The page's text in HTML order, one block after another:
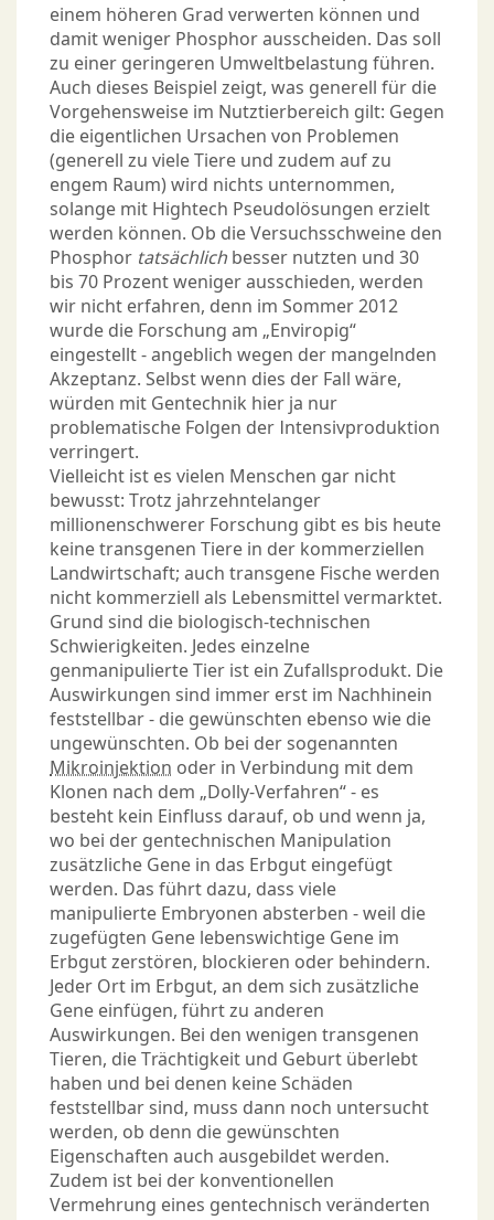
einem höheren Grad verwerten können und
damit weniger Phosphor ausscheiden. Das soll
zu einer geringeren Umweltbelastung führen.
Auch dieses Beispiel zeigt, was generell für die
Vorgehensweise im Nutztierbereich gilt: Gegen
die eigentlichen Ursachen von Problemen
(generell zu viele Tiere und zudem auf zu
engem Raum) wird nichts unternommen,
solange mit Hightech Pseudolösungen erzielt
werden können. Ob die Versuchsschweine den
Phosphor tatsächlich besser nutzten und 30
bis 70 Prozent weniger ausschieden, werden
wir nicht erfahren, denn im Sommer 2012
wurde die Forschung am „Enviropig“
eingestellt - angeblich wegen der mangelnden
Akzeptanz. Selbst wenn dies der Fall wäre,
würden mit Gentechnik hier ja nur
problematische Folgen der Intensivproduktion
verringert.
Vielleicht ist es vielen Menschen gar nicht
bewusst: Trotz jahrzehntelanger
millionenschwerer Forschung gibt es bis heute
keine transgenen Tiere in der kommerziellen
Landwirtschaft; auch transgene Fische werden
nicht kommerziell als Lebensmittel vermarktet.
Grund sind die biologisch-technischen
Schwierigkeiten. Jedes einzelne
genmanipulierte Tier ist ein Zufallsprodukt. Die
Auswirkungen sind immer erst im Nachhinein
feststellbar - die gewünschten ebenso wie die
ungewünschten. Ob bei der sogenannten
Mikroinjektion oder in Verbindung mit dem
Klonen nach dem „Dolly-Verfahren“ - es
besteht kein Einfluss darauf, ob und wenn ja,
wo bei der gentechnischen Manipulation
zusätzliche Gene in das Erbgut eingefügt
werden. Das führt dazu, dass viele
manipulierte Embryonen absterben - weil die
zugefügten Gene lebenswichtige Gene im
Erbgut zerstören, blockieren oder behindern.
Jeder Ort im Erbgut, an dem sich zusätzliche
Gene einfügen, führt zu anderen
Auswirkungen. Bei den wenigen transgenen
Tieren, die Trächtigkeit und Geburt überlebt
haben und bei denen keine Schäden
feststellbar sind, muss dann noch untersucht
werden, ob denn die gewünschten
Eigenschaften auch ausgebildet werden.
Zudem ist bei der konventionellen
Vermehrung eines gentechnisch veränderten